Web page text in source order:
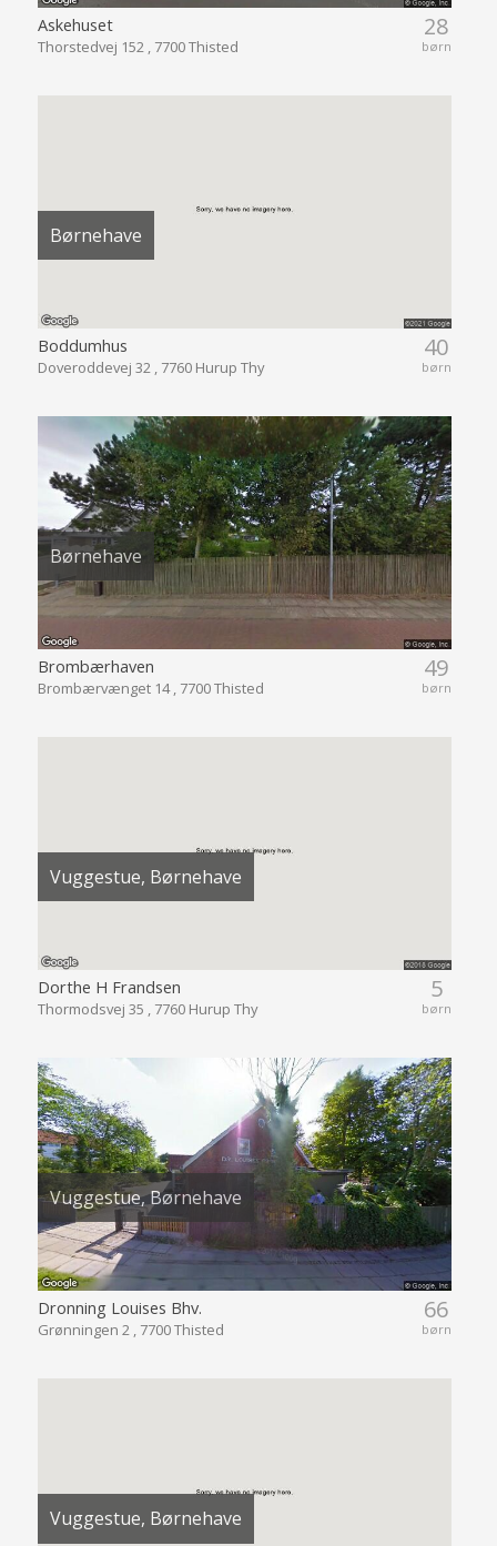
28
børn
Askehuset
Thorstedvej 152 , 7700 Thisted
Børnehave
40
børn
Boddumhus
Doveroddevej 32 , 7760 Hurup Thy
Børnehave
49
børn
Brombærhaven
Brombærvænget 14 , 7700 Thisted
Vuggestue, Børnehave
5
børn
Dorthe H Frandsen
Thormodsvej 35 , 7760 Hurup Thy
Vuggestue, Børnehave
66
børn
Dronning Louises Bhv.
Grønningen 2 , 7700 Thisted
Vuggestue, Børnehave